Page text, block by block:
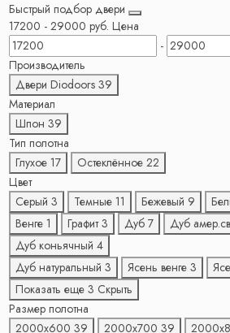
Быстрый подбор двери
17200 - 29000 руб. Цена
-
Производитель
Двери Diodoors 39
Материал
Шпон 39
Тип полотна
Глухое 17 Остеклённое 22
Цвет
Серый 3 Темные 11 Бежевый 9
Венге 1 Графит 3 Дуб 7 Дуб
Дуб коньячный 4
Дуб натуральный 3 Ясень венге 3
Показать еще 3 Скрыть
Размер полотна
2000х600 39 2000х700 39